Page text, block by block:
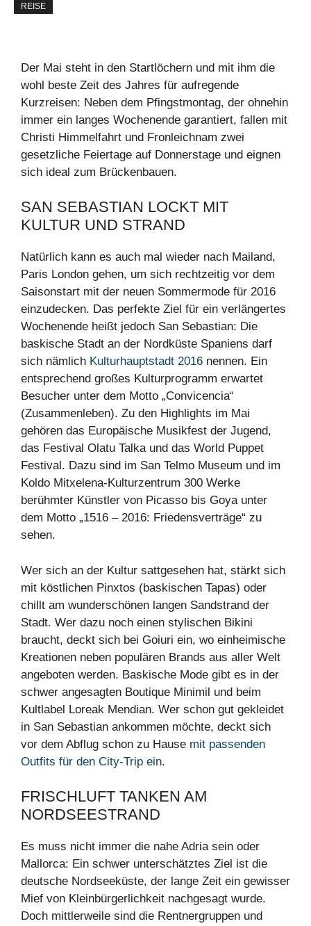
REISE
Der Mai steht in den Startlöchern und mit ihm die
wohl beste Zeit des Jahres für aufregende
Kurzreisen: Neben dem Pfingstmontag, der ohnehin
immer ein langes Wochenende garantiert, fallen mit
Christi Himmelfahrt und Fronleichnam zwei
gesetzliche Feiertage auf Donnerstage und eignen
sich ideal zum Brückenbauen.
SAN SEBASTIAN LOCKT MIT
KULTUR UND STRAND
Natürlich kann es auch mal wieder nach Mailand,
Paris London gehen, um sich rechtzeitig vor dem
Saisonstart mit der neuen Sommermode für 2016
einzudecken. Das perfekte Ziel für ein verlängertes
Wochenende heißt jedoch San Sebastian: Die
baskische Stadt an der Nordküste Spaniens darf
sich nämlich Kulturhauptstadt 2016 nennen. Ein
entsprechend großes Kulturprogramm erwartet
Besucher unter dem Motto „Convicencia“
(Zusammenleben). Zu den Highlights im Mai
gehören das Europäische Musikfest der Jugend,
das Festival Olatu Talka und das World Puppet
Festival. Dazu sind im San Telmo Museum und im
Koldo Mitxelena-Kulturzentrum 300 Werke
berühmter Künstler von Picasso bis Goya unter
dem Motto „1516 – 2016: Friedensverträge“ zu
sehen.
Wer sich an der Kultur sattgesehen hat, stärkt sich
mit köstlichen Pinxtos (baskischen Tapas) oder
chillt am wunderschönen langen Sandstrand der
Stadt. Wer dazu noch einen stylischen Bikini
braucht, deckt sich bei Goiuri ein, wo einheimische
Kreationen neben populären Brands aus aller Welt
angeboten werden. Baskische Mode gibt es in der
schwer angesagten Boutique Minimil und beim
Kultlabel Loreak Mendian. Wer schon gut gekleidet
in San Sebastian ankommen möchte, deckt sich
vor dem Abflug schon zu Hause mit passenden
Outfits für den City-Trip ein.
FRISCHLUFT TANKEN AM
NORDSEESTRAND
Es muss nicht immer die nahe Adria sein oder
Mallorca: Ein schwer unterschätztes Ziel ist die
deutsche Nordseeküste, der lange Zeit ein gewisser
Mief von Kleinbürgerlichkeit nachgesagt wurde.
Doch mittlerweile sind die Rentnergruppen und